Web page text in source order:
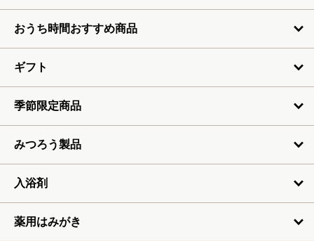
おうち時間おすすめ商品
ギフト
季節限定商品
みつろう製品
入浴剤
薬用はみがき